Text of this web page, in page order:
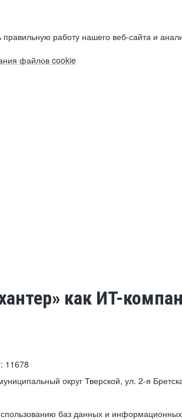
работу нашего веб-сайта и
файлов cookie
как ИТ-
11678
округ Тверской, ул. 2-я
баз данных и